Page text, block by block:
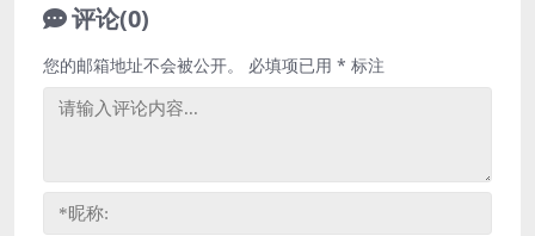
评论(0)
您的邮箱地址不会被公开。 必填项已用 * 标注